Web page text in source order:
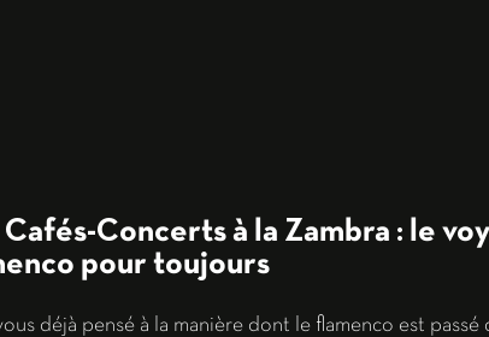
Cafés-Concerts à la Zambra : le
pour toujours
déjà pensé à la manière dont le flamenco est